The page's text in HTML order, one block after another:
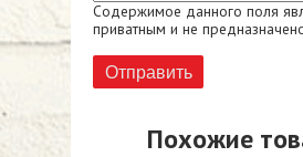
Содержимое данного поля
приватным и не
Похожие